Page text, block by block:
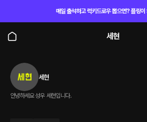
매일 출석하고 럭키드로우 뽑으면? 플링이
세현
세현
안녕하세요 성우 세현입니다.